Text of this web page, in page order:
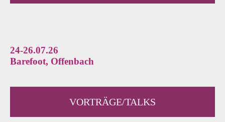
24-26.07.26
Barefoot, Offenbach
VORTRÄGE/TALKS